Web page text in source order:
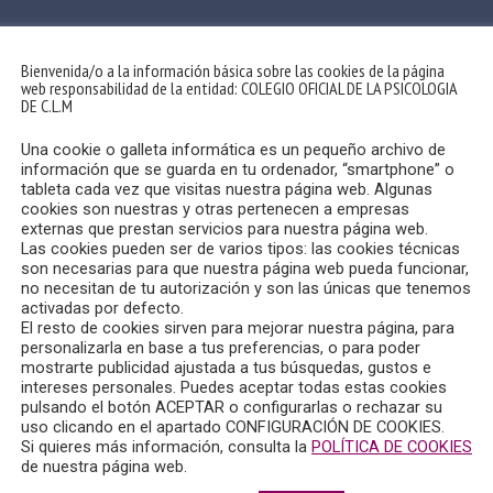
en Radio Chinchilla el sábado, 21 de octubre de
de Gobierno del Colegio Oficial de la Psicología de
Bienvenida/o a la información básica sobre las cookies de la página
web responsabilidad de la entidad: COLEGIO OFICIAL DE LA PSICOLOGIA
DE C.L.M
Una cookie o galleta informática es un pequeño archivo de
información que se guarda en tu ordenador, “smartphone” o
tableta cada vez que visitas nuestra página web. Algunas
cookies son nuestras y otras pertenecen a empresas
externas que prestan servicios para nuestra página web.
Las cookies pueden ser de varios tipos: las cookies técnicas
son necesarias para que nuestra página web pueda funcionar,
no necesitan de tu autorización y son las únicas que tenemos
activadas por defecto.
El resto de cookies sirven para mejorar nuestra página, para
personalizarla en base a tus preferencias, o para poder
mostrarte publicidad ajustada a tus búsquedas, gustos e
intereses personales. Puedes aceptar todas estas cookies
pulsando el botón ACEPTAR o configurarlas o rechazar su
uso clicando en el apartado CONFIGURACIÓN DE COOKIES.
Si quieres más información, consulta la POLÍTICA DE COOKIES
de nuestra página web.